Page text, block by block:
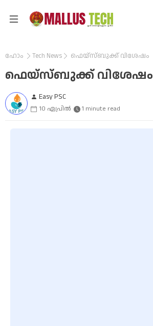
ഹോം Tech News ഫെയ്സ്ബുക്ക് വിശേഷം
ഫെയ്സ്ബുക്ക് വിശേഷം
Easy PSC
10 ഏപ്രിൽ 1 minute read